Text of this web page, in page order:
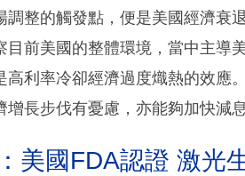
調整的觸發點，便是美國經濟衰
目前美國的整體環境，當中主導
高利率冷卻經濟過度熾熱的效應
增長步伐有憂慮，亦能夠加快減
美國FDA認證 激光